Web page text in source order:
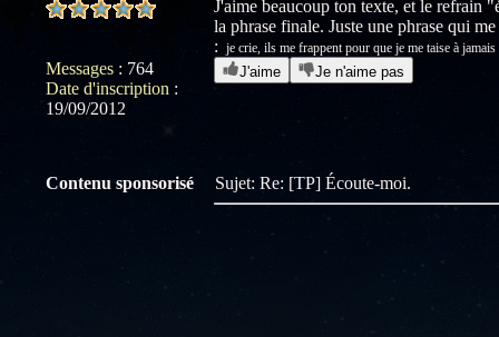
Messages : 764
Date d'inscription :
19/09/2012
J'aime beaucoup ton texte, et le refrain
la phrase finale. Juste une phrase qui
: je crie, ils me frappent pour que je me taise à
J'aime Je n'aime pas
Contenu sponsorisé Sujet: Re: [TP] Écoute-moi.